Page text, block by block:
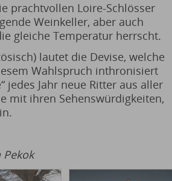
prachtvollen Loire-Schlösser
Weinkeller, aber auch
gleiche Temperatur herrscht.
lautet die Devise, welche
Wahlspruch inthronisiert
jedes Jahr neue Ritter aus aller
mit ihren Sehenswürdigkeiten,